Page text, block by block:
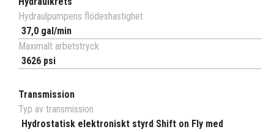
Hydraulpumpens flödeshastighet
37,0 gal/min
Maximalt arbetstryck
3626 psi
Transmission
Typ av transmission
Hydrostatisk elektroniskt styrd Shift on Fly med